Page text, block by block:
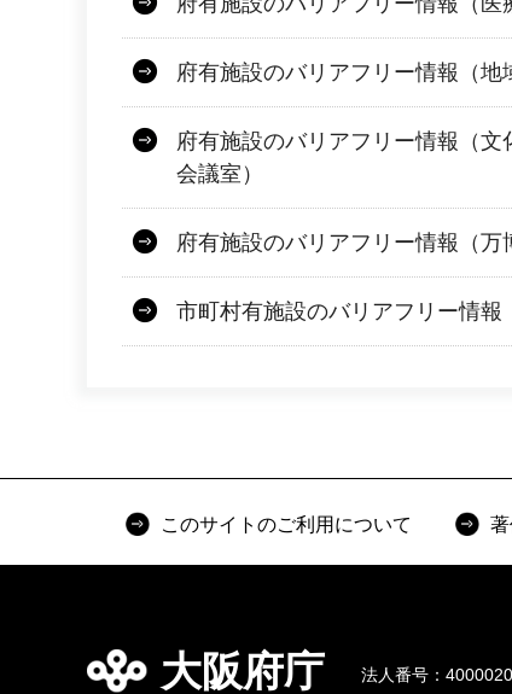
府有施設のバリアフリー情報（地
府有施設のバリアフリー情報（文
会議室）
府有施設のバリアフリー情報（万
市町村有施設のバリアフリー情報
このサイトのご利用について
大阪府庁 法人番号：